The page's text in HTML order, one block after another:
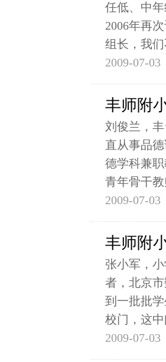
任低、中
2006年再
组长，我
2009-07-03
丰师附
刘俊兰，
直从事品
德学科兼
青年骨干
2009-07-03
丰师附
张小军，
者，北京
到一批批
校门，这
2009-07-03